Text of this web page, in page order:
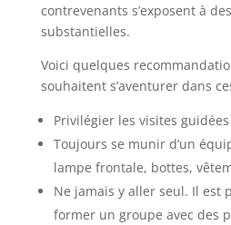
contrevenants s’exposent à
substantielles.
Voici quelques
souhaitent s’aventurer dans
Privilégier les visites
Toujours se munir d’un
lampe frontale, bottes,
Ne jamais y aller seul. Il est
former un groupe avec des